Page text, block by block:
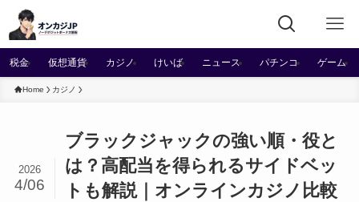
税金 仮想通貨 カジノ けいば ニュース パチンコ ゲーム
Home カジノ
ブラックジャックの強い順・役と
は？高配当を得られるサイドベッ
トも解説｜オンラインカジノ比較
2026
4/06